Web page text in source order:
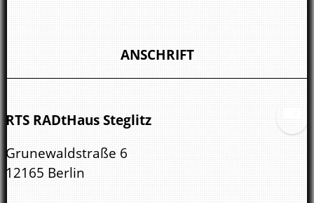
ANSCHRIFT
RTS RADtHaus Steglitz
Grunewaldstraße 6
12165 Berlin